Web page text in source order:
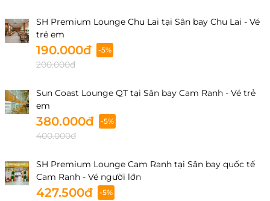
SH Premium Lounge Chu Lai tại Sân bay Chu Lai - Vé
trẻ em
190.000đ -5%
200.000đ
Sun Coast Lounge QT tại Sân bay Cam Ranh - Vé trẻ
em
380.000đ -5%
400.000đ
SH Premium Lounge Cam Ranh tại Sân bay quốc tế
Cam Ranh - Vé người lớn
427.500đ -5%